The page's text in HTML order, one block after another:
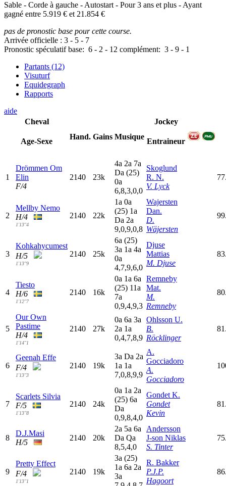
Sable - Corde à gauche - Autostart - Pour 3 ans et plus - Ayant
gagné entre 5.919 € et 21.854 €
pas de pronostic base pour cette course.
Arrivée officielle : 3 - 5 - 7
Pronostic spéculatif base: 6 - 2 - 12 complément: 3 - 9 - 1
Partants (12)
Visuturf
Equidegraph
Rapports
aide
Cheval
Age-Sexe
Hand. Gains Musique
Jockey
Entraineur
1
Drömmen Om
Elin
F/4
2140 23k
4a 2a 7a
Da (25)
0a
6,8,3,0,0
Skoglund
R. N.
V. Lyck
2
Mellby Nemo
H/4
1'13"4
2140 22k
1a 0a
(25) 1a
Da 2a
9,0,9,0,8
Wajersten
Dan.
D.
Wäjersten
3
Kohkahycumest
H/5
1'13"9
2140 25k
6a (25)
3a 1a 4a
0a
4,7,9,6,0
Djuse
Mattias
M. Djuse
4
Tiesto
H/6
1'12"7
2140 16k
0a 1a 6a
(25) 11a
7a
0,9,4,9,3
Remneby
Mat.
M.
Remneby
5
Our Own
Pastime
H/4
1'14"1
2140 27k
0a 6a 3a
2a 1a
0,4,7,8,9
Ohlsson U.
B.
Röcklinger
6
Geenah Effe
F/4
1'13"3
2140 19k
3a Da 2a
1a 1a
7,0,8,9,9
A.
Gocciadoro
A.
Gocciadoro
7
Scarlets Silvia
F/5
1'13"8
2140 24k
0a 1a 2a
(25) 6a
Da
0,9,8,4,0
Gondet K.
Gondet
Kevin
8
D.J.Masi
H/5
2140 20k
2a 5a 6a
Da Qa
8,5,4,0
Andersson
J-son Niklas
S. Tinter
9
Pretty Effect
F/4
1'13"1
2140 19k
3a (25)
1a 6a 2a
3a
R. Bakker
P.J.P.
Hagoort